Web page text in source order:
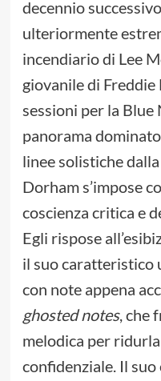
decennio
ulteriormente
incendiario di Lee
giovanile di
sessioni per la Blue
panorama
linee solistiche
Dorham s’impose
coscienza critica e
Egli rispose
il suo caratteristico
con note appena
ghosted notes, che
melodica per
confidenziale. Il